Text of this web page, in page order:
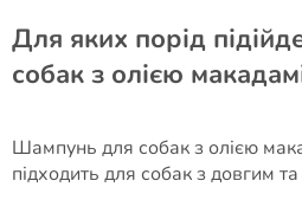
Для яких порід
собак з олією
Шампунь для собак з олією
підходить для собак з довгим